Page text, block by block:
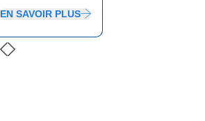
EN SAVOIR PLUS